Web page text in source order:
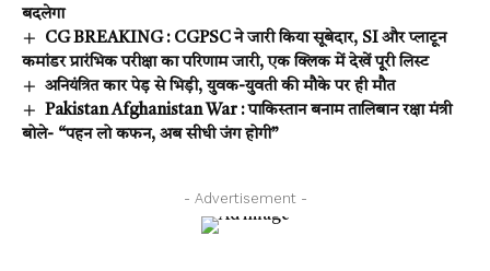
बदलेगा
CG BREAKING : CGPSC ने जारी किया सूबेदार, SI और प्लाटून
कमांडर प्रारंभिक परीक्षा का परिणाम जारी, एक क्लिक में देखें पूरी लिस्ट
अनियंत्रित कार पेड़ से भिड़ी, युवक-युवती की मौके पर ही मौत
Pakistan Afghanistan War : पाकिस्तान बनाम तालिबान रक्षा मंत्री
बोले- “पहन लो कफन, अब सीधी जंग होगी”
- Advertisement -